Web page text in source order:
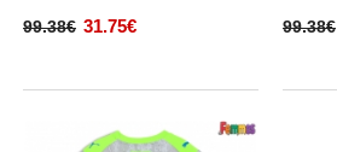
99.38€ 31.75€ 99.38€